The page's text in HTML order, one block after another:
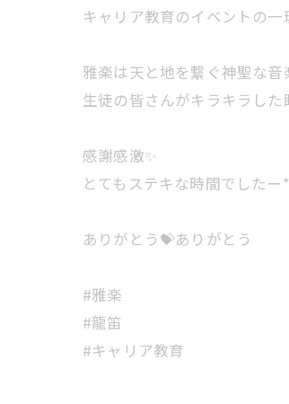
キャリア教育のイベントの
雅楽は天と地を繋ぐ神聖な音
生徒の皆さんがキラキラし
感謝感激✨
とてもステキな時間でした
ありがとう💝ありがとう
#雅楽
#龍笛
#キャリア教育